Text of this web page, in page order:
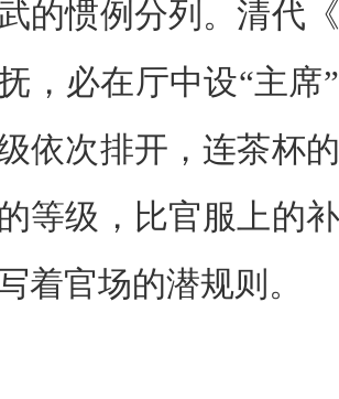
的惯例分列。清代
，必在厅中设“主席”
依次排开，连茶杯
等级，比官服上的
着官场的潜规则。